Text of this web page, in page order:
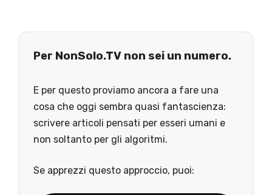
Per NonSolo.TV non sei un numero.
E per questo proviamo ancora a fare una
cosa che oggi sembra quasi fantascienza:
scrivere articoli pensati per esseri umani e
non soltanto per gli algoritmi.
Se apprezzi questo approccio, puoi: